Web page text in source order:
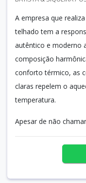
A empresa que
telhado tem a
autêntico e moderno
composição
conforto térmico, as
claras repelem o
temperatura.
Apesar de não